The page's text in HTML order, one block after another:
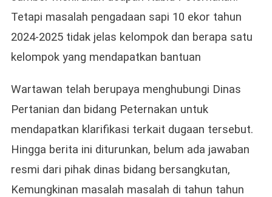
Tetapi masalah pengadaan sapi 10 ekor tahun
2024-2025 tidak jelas kelompok dan berapa satu
kelompok yang mendapatkan bantuan
Wartawan telah berupaya menghubungi Dinas
Pertanian dan bidang Peternakan untuk
mendapatkan klarifikasi terkait dugaan tersebut.
Hingga berita ini diturunkan, belum ada jawaban
resmi dari pihak dinas bidang bersangkutan,
Kemungkinan masalah masalah di tahun tahun